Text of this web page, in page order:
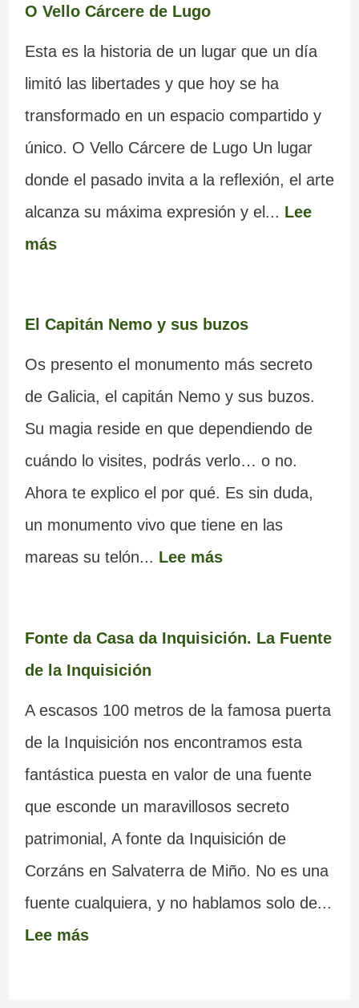
O Vello Cárcere de Lugo
Esta es la historia de un lugar que un día
limitó las libertades y que hoy se ha
transformado en un espacio compartido y
único. O Vello Cárcere de Lugo Un lugar
donde el pasado invita a la reflexión, el arte
alcanza su máxima expresión y el... Lee
más
El Capitán Nemo y sus buzos
Os presento el monumento más secreto
de Galicia, el capitán Nemo y sus buzos.
Su magia reside en que dependiendo de
cuándo lo visites, podrás verlo… o no.
Ahora te explico el por qué. Es sin duda,
un monumento vivo que tiene en las
mareas su telón... Lee más
Fonte da Casa da Inquisición. La Fuente
de la Inquisición
A escasos 100 metros de la famosa puerta
de la Inquisición nos encontramos esta
fantástica puesta en valor de una fuente
que esconde un maravillosos secreto
patrimonial, A fonte da Inquisición de
Corzáns en Salvaterra de Miño. No es una
fuente cualquiera, y no hablamos solo de...
Lee más